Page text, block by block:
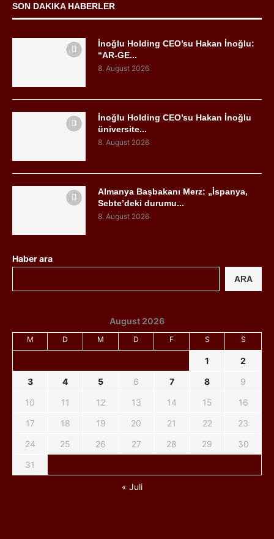
SON DAKIKA HABERLER
İnoğlu Holding CEO’su Hakan İnoğlu:
“AR-GE...
8. August 2026
İnoğlu Holding CEO’su Hakan İnoğlu
üniversite...
8. August 2026
Almanya Başbakanı Merz: „İspanya,
Sebte’deki durumu...
8. August 2026
Haber ara
ARA
August 2026
M D M D F S S
1
2
3
4 5 6 7 8
9
10
11 12 13 14 15
16
17
18 19 20 21 22
23
24
25 26 27 28 29
30
31
« Juli